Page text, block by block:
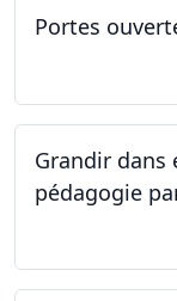
Portes
Grandir
pédagogie